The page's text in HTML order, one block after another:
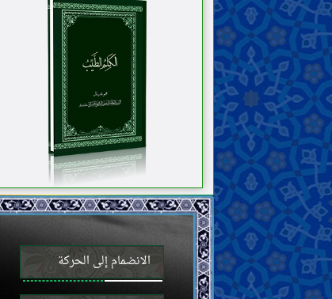
٢٦ . جزء من رسالة جنابه فيها ينذر باشتداد
البلاء، ويبيّن سببه وطريقة منعه.
الانضمام إلى الحركة